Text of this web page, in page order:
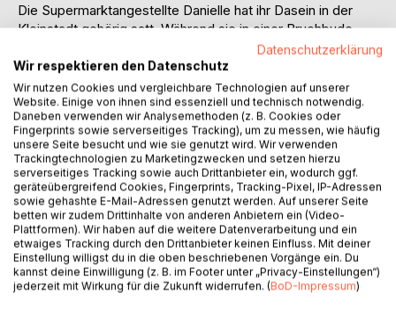
Die Supermarktangestellte Danielle hat ihr Dasein in der
Kleinstadt gehörig satt. Während sie in einer Bruchbude
haust, führt ihre Schwester Margo mit Ehemann Ed in New
Orleans ein Leben in Luxus.
Weil Margo und Ed verreisen müssen, willigt Danielle ein,
auf ihre Villa aufzupassen.
Vor Ort stellt sich heraus, dass nur Margo die Stadt
verlassen hat. Als Ed Danielle anbietet, trotzdem zu
bleiben, genießt sie an seiner Seite all die
Annehmlichkeiten, die sie sich sonst nur erträumen konnte.
In Margos Designerkleidern geht Danielle auf
Veranstaltungen und streift mit den Freunden ihrer
Schwester durchs Nachtleben. Von Margos Kollegen
erfährt sie, dass kaum jemand Margo vermisst. Obwohl Ed
gesteht, dass sie Eheprobleme haben, und bestätigt, dass
die Polizei in ihrem Haus nach der vermissten Haushälterin
Datenschutzerklärung
Wir respektieren den Datenschutz
Wir nutzen Cookies und vergleichbare Technologien auf unserer
Website. Einige von ihnen sind essenziell und technisch notwendig.
Daneben verwenden wir Analysemethoden (z. B. Cookies oder
Fingerprints sowie serverseitiges Tracking), um zu messen, wie häufig
unsere Seite besucht und wie sie genutzt wird. Wir verwenden
Trackingtechnologien zu Marketingzwecken und setzen hierzu
serverseitiges Tracking sowie auch Drittanbieter ein, wodurch ggf.
geräteübergreifend Cookies, Fingerprints, Tracking-Pixel, IP-Adressen
sowie gehashte E-Mail-Adressen genutzt werden. Auf unserer Seite
betten wir zudem Drittinhalte von anderen Anbietern ein (Video-
Plattformen). Wir haben auf die weitere Datenverarbeitung und ein
etwaiges Tracking durch den Drittanbieter keinen Einfluss. Mit deiner
Einstellung willigst du in die oben beschriebenen Vorgänge ein. Du
kannst deine Einwilligung (z. B. im Footer unter „Privacy-Einstellungen“)
jederzeit mit Wirkung für die Zukunft widerrufen. (BoD-Impressum)